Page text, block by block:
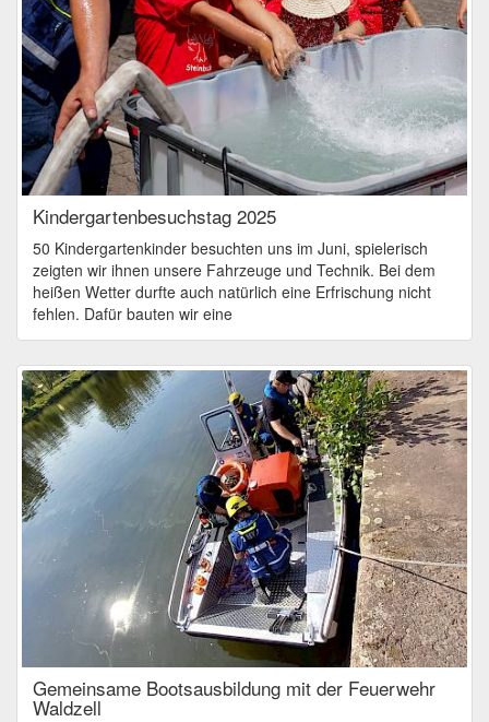
Kindergartenbesuchstag 2025
50 Kindergartenkinder besuchten uns im Juni, spielerisch
zeigten wir ihnen unsere Fahrzeuge und Technik. Bei dem
heißen Wetter durfte auch natürlich eine Erfrischung nicht
fehlen. Dafür bauten wir eine
Gemeinsame Bootsausbildung mit der Feuerwehr
Waldzell